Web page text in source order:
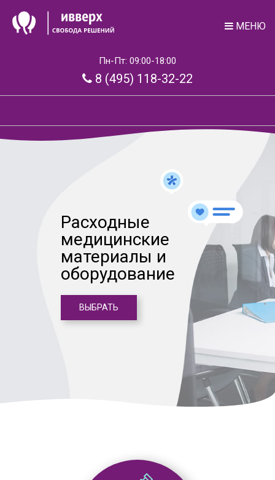
МЕНЮ
Пн-Пт: 09:00-18:00
8 (495) 118-32-22
Расходные
медицинские
материалы и
оборудование
ВЫБРАТЬ